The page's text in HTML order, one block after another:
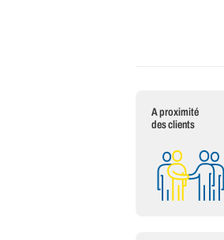
A proximité
des clients